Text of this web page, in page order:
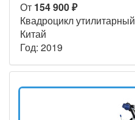
От 154 900 ₽
Квадроцикл утилитарный
Китай
Год: 2019